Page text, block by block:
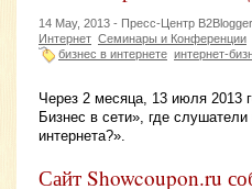
14 May, 2013 - Пресс-Центр B2Blogger
Интернет Семинары и Конференции
бизнес в интернете интернет-
Через 2 месяца, 13 июля 2013
Бизнес в сети», где
интернета?».
Сайт Showcoupon.ru